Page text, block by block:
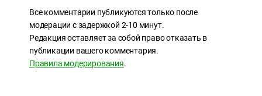
Все комментарии публикуются только после
модерации с задержкой 2-10 минут.
Редакция оставляет за собой право отказать в
публикации вашего комментария.
Правила модерирования.